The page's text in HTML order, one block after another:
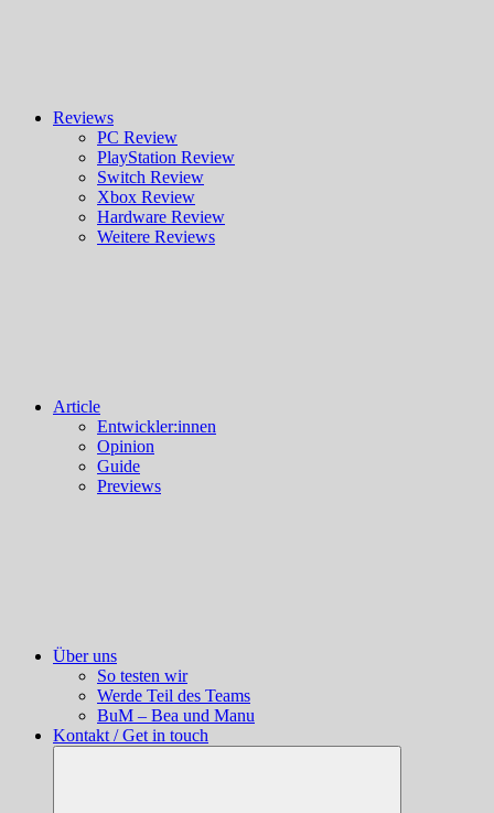
Reviews
PC Review
PlayStation Review
Switch Review
Xbox Review
Hardware Review
Weitere Reviews
Article
Entwickler:innen
Opinion
Guide
Previews
Über uns
So testen wir
Werde Teil des Teams
BuM – Bea und Manu
Kontakt / Get in touch